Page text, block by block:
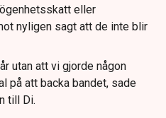
eller
nyligen sagt att de inte blir
utan att vi gjorde någon
på att backa bandet, sade
till Di.